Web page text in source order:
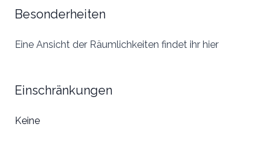
Besonderheiten
Eine Ansicht der Räumlichkeiten findet ihr hier
Einschränkungen
Keine